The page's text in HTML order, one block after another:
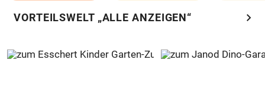
VORTEILSWELT „ALLE ANZEIGEN“ chevron_right